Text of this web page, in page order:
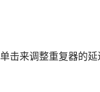
击来调整重复器的延